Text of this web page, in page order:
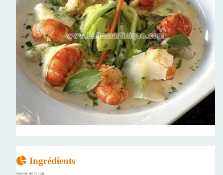
Ingrédients
Gnocchi de Ti nain